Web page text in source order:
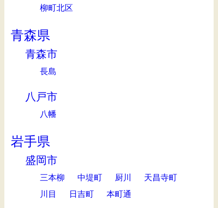
柳町北区
青森県
青森市
長島
八戸市
八幡
岩手県
盛岡市
三本柳 中堤町 厨川
天昌寺町
川目
日吉町 本町通